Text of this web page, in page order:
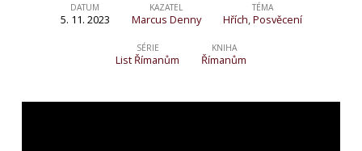
Usedl
životě
DATUM
5. 11. 2023
KAZATEL
Marcus Denny
TÉMA
Hřích,Posvěcení
SÉRIE
List Římanům
KNIHA
Římanům